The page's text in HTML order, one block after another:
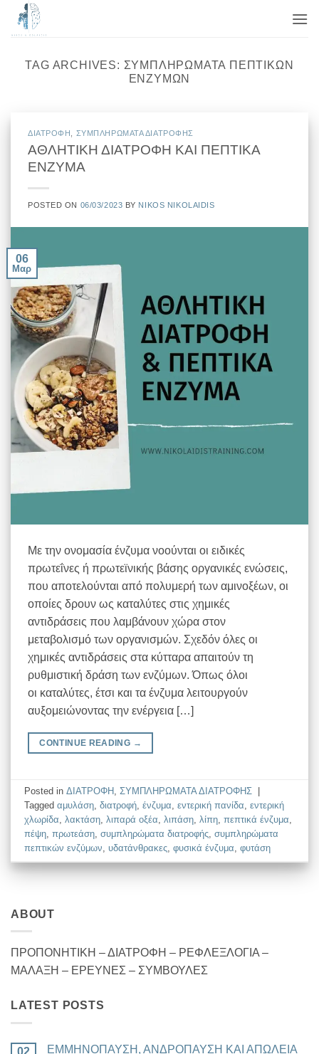
Μετάβαση
TAG ARCHIVES: ΣΥΜΠΛΗΡΏΜΑΤΑ ΠΕΠΤΙΚΏΝ
ΕΝΖΎΜΩΝ
ΔΙΑΤΡΟΦΗ ΣΥΜΠΛΗΡΩΜΑΤΑ ΔΙΑΤΡΟΦΗΣ
ΑΘΛΗΤΙΚΗ ΔΙΑΤΡΟΦΗ ΚΑΙ ΠΕΠΤΙΚΑ
ΕΝΖΥΜΑ
POSTED ON 06/03/2023 BY NIKOS NIKOLAIDIS
06
Μαρ
Με την ονομασία ένζυμα νοούνται οι ειδικές
πρωτεΐνες ή πρωτεϊνικής βάσης οργανικές ενώσεις,
που αποτελούνται από πολυμερή των αμινοξέων, οι
οποίες δρουν ως καταλύτες στις χημικές
αντιδράσεις που λαμβάνουν χώρα στον
μεταβολισμό των οργανισμών. Σχεδόν όλες οι
χημικές αντιδράσεις στα κύτταρα απαιτούν τη
ρυθμιστική δράση των ενζύμων. Όπως όλοι
οι καταλύτες, έτσι και τα ένζυμα λειτουργούν
αυξομειώνοντας την ενέργεια […]
CONTINUE READING →
Posted inΔΙΑΤΡΟΦΗ ,ΣΥΜΠΛΗΡΩΜΑΤΑ ΔΙΑΤΡΟΦΗΣ
Taggedαμυλάση ,διατροφή ,ένζυμα ,εντερική πανίδα ,εντερική
χλωρίδα ,λακτάση ,λιπαρά οξέα ,λιπάση ,λίπη ,πεπτικά ένζυμα
πέψη ,πρωτεάση ,συμπληρώματα διατροφής ,συμπληρώματα
πεπτικών ενζύμων ,υδατάνθρακες ,φυσικά ένζυμα ,φυτάση
ABOUT
ΠΡΟΠΟΝΗΤΙΚΗ – ΔΙΑΤΡΟΦΗ – ΡΕΦΛΕΞΛΟΓΙΑ –
ΜΑΛΑΞΗ – ΕΡΕΥΝΕΣ – ΣΥΜΒΟΥΛΕΣ
LATEST POSTS
02
ΕΜΜΗΝΟΠΑΥΣΗ, ΑΝΔΡΟΠΑΥΣΗ ΚΑΙ ΑΠΩΛΕΙΑ